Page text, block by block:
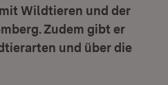
Wildtieren und der
Zudem gibt er
und über die